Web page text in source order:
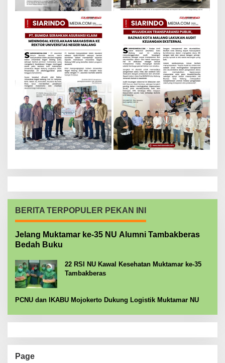
BERITA TERPOPULER PEKAN INI
Jelang Muktamar ke-35 NU Alumni Tambakberas
Bedah Buku
22 RSI NU Kawal Kesehatan Muktamar ke-35
Tambakberas
PCNU dan IKABU Mojokerto Dukung Logistik Muktamar NU
Page